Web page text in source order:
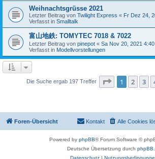
Weihnachtsgrüsse 2021
Letzter Beitrag von Twilight Express « Fr Dez 24,
Verfasst in Smalltalk
富山地鉄: TOMYTEC 7018 & 7022
Letzter Beitrag von pinepot « Sa Nov 20, 2021
Verfasst in Modellvorstellungen
Die Suche ergab 197 Treffer Seite 1von
1 2 3
Foren-Übersicht Alle Cookies
Kontakt
Powered by phpBB® Forum Software ©
Deutsche Übersetzung durch
Datenschutz|